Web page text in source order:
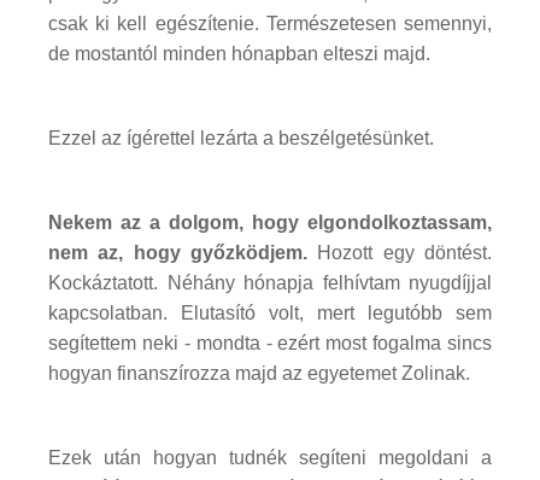
csak ki kell egészítenie. Természetesen semennyi,
de mostantól minden hónapban elteszi majd.
Ezzel az ígérettel lezárta a beszélgetésünket.
Nekem az a dolgom, hogy elgondolkoztassam,
nem az, hogy győzködjem. Hozott egy döntést.
Kockáztatott. Néhány hónapja felhívtam nyugdíjjal
kapcsolatban. Elutasító volt, mert legutóbb sem
segítettem neki - mondta - ezért most fogalma sincs
hogyan finanszírozza majd az egyetemet Zolinak.
Ezek után hogyan tudnék segíteni megoldani a